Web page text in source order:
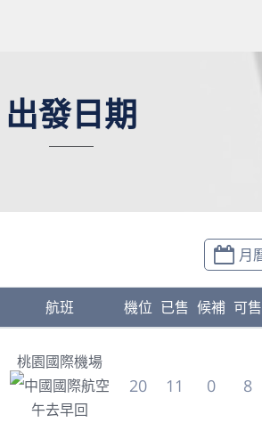
出發日期
月
航班 機位 已售 候補 可售
桃園國際機場
中國國際航空
午去早回
20 11 0 8